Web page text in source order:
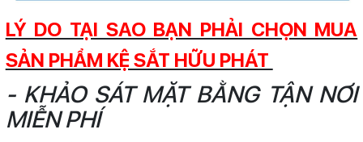
LÝ DO TẠI SAO BẠN PHẢI CHỌN MUA
SẢN PHẨM KỆ SẮT HỮU PHÁT
- KHẢO SÁT MẶT BẰNG TẬN NƠI
MIỄN PHÍ